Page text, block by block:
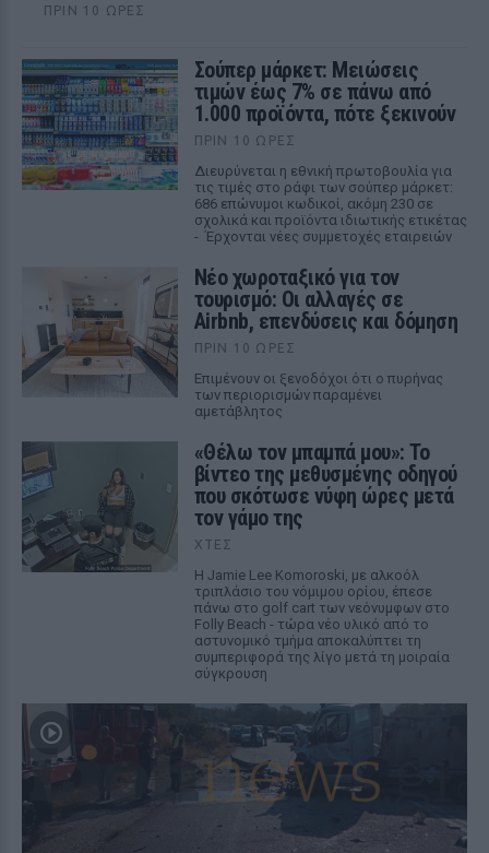
ΠΡΙΝ 10 ΏΡΕΣ
Σούπερ μάρκετ: Μειώσεις
τιμών έως 7% σε πάνω από
1.000 προϊόντα, πότε ξεκινούν
ΠΡΙΝ 10 ΏΡΕΣ
Διευρύνεται η εθνική πρωτοβουλία για
τις τιμές στο ράφι των σούπερ μάρκετ:
686 επώνυμοι κωδικοί, ακόμη 230 σε
σχολικά και προϊόντα ιδιωτικής ετικέτας
- Έρχονται νέες συμμετοχές εταιρειών
Νέο χωροταξικό για τον
τουρισμό: Οι αλλαγές σε
Airbnb, επενδύσεις και δόμηση
ΠΡΙΝ 10 ΏΡΕΣ
Επιμένουν οι ξενοδόχοι ότι ο πυρήνας
των περιορισμών παραμένει
αμετάβλητος
«Θέλω τον μπαμπά μου»: Το
βίντεο της μεθυσμένης οδηγού
που σκότωσε νύφη ώρες μετά
τον γάμο της
ΧΤΕΣ
Η Jamie Lee Komoroski, με αλκοόλ
τριπλάσιο του νόμιμου ορίου, έπεσε
πάνω στο golf cart των νεόνυμφων στο
Folly Beach - τώρα νέο υλικό από το
αστυνομικό τμήμα αποκαλύπτει τη
συμπεριφορά της λίγο μετά τη μοιραία
σύγκρουση